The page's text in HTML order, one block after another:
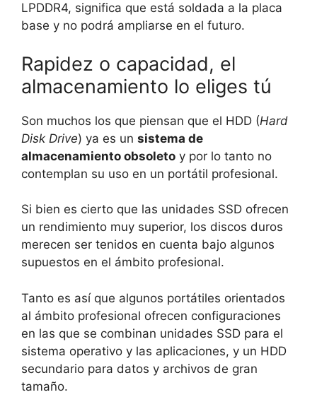
LPDDR4, significa que está soldada a la placa
base y no podrá ampliarse en el futuro.
Rapidez o capacidad, el
almacenamiento lo eliges tú
Son muchos los que piensan que el HDD (Hard
Disk Drive) ya es un sistema de
almacenamiento obsoleto y por lo tanto no
contemplan su uso en un portátil profesional.
Si bien es cierto que las unidades SSD ofrecen
un rendimiento muy superior, los discos duros
merecen ser tenidos en cuenta bajo algunos
supuestos en el ámbito profesional.
Tanto es así que algunos portátiles orientados
al ámbito profesional ofrecen configuraciones
en las que se combinan unidades SSD para el
sistema operativo y las aplicaciones, y un HDD
secundario para datos y archivos de gran
tamaño.